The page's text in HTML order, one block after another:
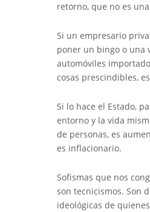
retorno, que no es
Si un empresario
poner un bingo o una
automóviles
cosas prescindibles,
Si lo hace el Estado,
entorno y la vida
de personas, es
es inflacionario.
Sofismas que nos
son tecnicismos. Son
ideológicas de